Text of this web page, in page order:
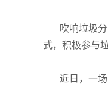
吹响垃圾
式，积极参与
近日，一